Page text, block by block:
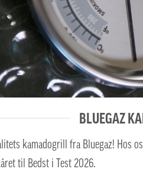
BLUEGAZ
kamadogrill fra Bluegaz! Hos
til Bedst i Test 2026.